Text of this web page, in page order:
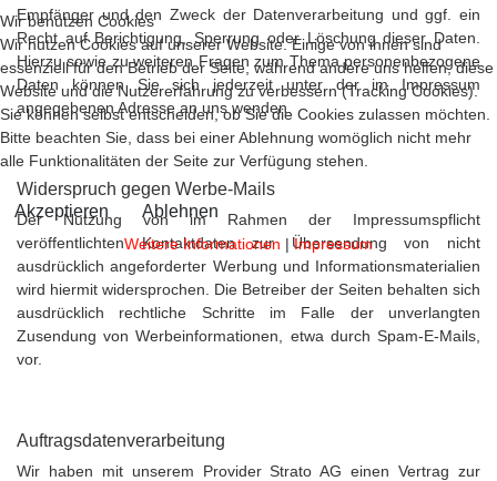
Empfänger und den Zweck der Datenverarbeitung und ggf. ein
Recht auf Berichtigung, Sperrung oder Löschung dieser Daten.
Hierzu sowie zu weiteren Fragen zum Thema personenbezogene
Daten können Sie sich jederzeit unter der im Impressum
angegebenen Adresse an uns wenden.
Widerspruch gegen Werbe-Mails
Der Nutzung von im Rahmen der Impressumspflicht
veröffentlichten Kontaktdaten zur Übersendung von nicht
ausdrücklich angeforderter Werbung und Informationsmaterialien
wird hiermit widersprochen. Die Betreiber der Seiten behalten sich
ausdrücklich rechtliche Schritte im Falle der unverlangten
Zusendung von Werbeinformationen, etwa durch Spam-E-Mails,
vor.
Auftragsdatenverarbeitung
Wir haben mit unserem Provider Strato AG einen Vertrag zur
Wir benutzen Cookies
Wir nutzen Cookies auf unserer Website. Einige von ihnen sind
essenziell für den Betrieb der Seite, während andere uns helfen, diese
Website und die Nutzererfahrung zu verbessern (Tracking Cookies).
Sie können selbst entscheiden, ob Sie die Cookies zulassen möchten.
Bitte beachten Sie, dass bei einer Ablehnung womöglich nicht mehr
alle Funktionalitäten der Seite zur Verfügung stehen.
Akzeptieren Ablehnen
Weitere Informationen |Impressum